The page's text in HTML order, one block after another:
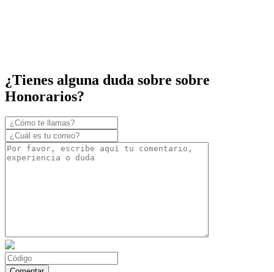
¿Tienes alguna duda sobre sobre
Honorarios?